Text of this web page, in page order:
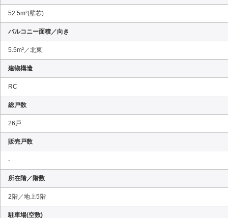
52.5m²(壁芯)
バルコニー面積／向き
5.5m²／北東
建物構造
RC
総戸数
26戸
販売戸数
-
所在階／階数
2階／地上5階
駐車場(空数)